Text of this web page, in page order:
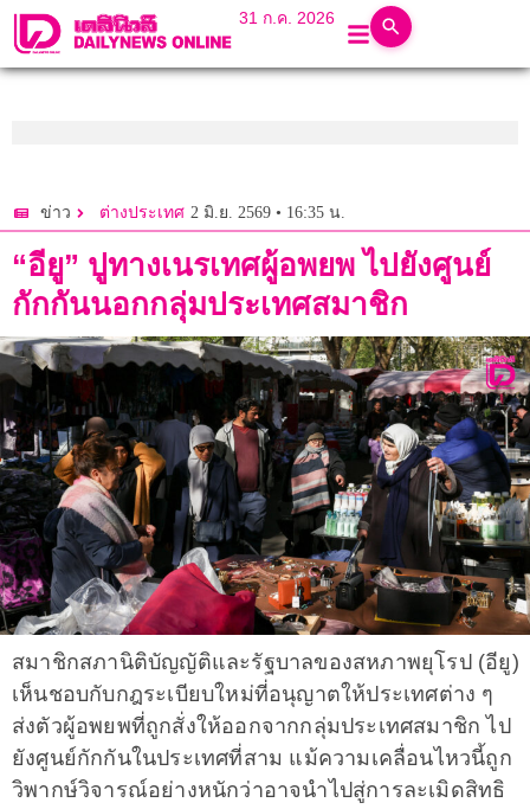
31 ก.ค. 2026
ข่าว ต่างประเทศ 2 มิ.ย. 2569 • 16:35 น.
“อียู” ปูทางเนรเทศผู้อพยพ ไปยังศูนย์
กักกันนอกกลุ่มประเทศสมาชิก
สมาชิกสภานิติบัญญัติและรัฐบาลของสหภาพยุโรป (อียู)
เห็นชอบกับกฎระเบียบใหม่ที่อนุญาตให้ประเทศต่าง ๆ
ส่งตัวผู้อพยพที่ถูกสั่งให้ออกจากกลุ่มประเทศสมาชิก ไป
ยังศูนย์กักกันในประเทศที่สาม แม้ความเคลื่อนไหวนี้ถูก
วิพากษ์วิจารณ์อย่างหนักว่าอาจนำไปสู่การละเมิดสิทธิ